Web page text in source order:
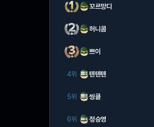
꼬르망디
허니콤
쁘이
4위 텐텐텐
5위 씽클
6위 정승영